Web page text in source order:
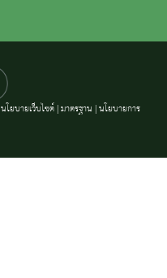
นโยบายเว็บไซต์|มาตรฐาน |นโยบายการ